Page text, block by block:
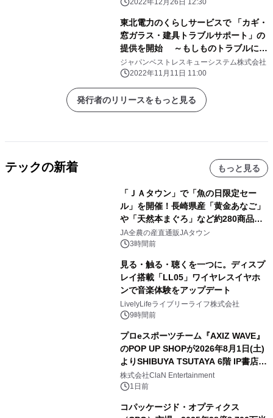
2022年12月26日 12:30
東北電力のくらしサービスで 「カギ・
窓ガラス・建具トラブルサポート」の
提供を開始 ～もしものトラブルにお
電話一本で駆け付け対応～
ジャパンベストレスキューシステム株式会社
2022年11月11日 11:00
発行者のリリースをもっと見る
テックの新着 もっと見る
「ＪＡタウン」で「魚の日限定セー
ル」を開催！長崎県産「黄金あなご」
や「天然本まぐろ」など約280商品を
販売！～毎月１０日の定例企画～
JA全農の産直通販JAタウン
3時間前
見る・触る・聴くを一つに。ディスプ
レイ搭載「LL05」ワイヤレスイヤホ
ンで音楽体験をアップデート
LivelyLifeライブリーライフ株式会社
9時間前
プロeスポーツチーム『AXIZ WAVE』
のPOP UP SHOPが2026年8月1日(土)
よりSHIBUYA TSUTAYA 6階 IP書店で
開催決定！！
株式会社ClaN Entertainment
1日前
コパッケージド・オプティクス